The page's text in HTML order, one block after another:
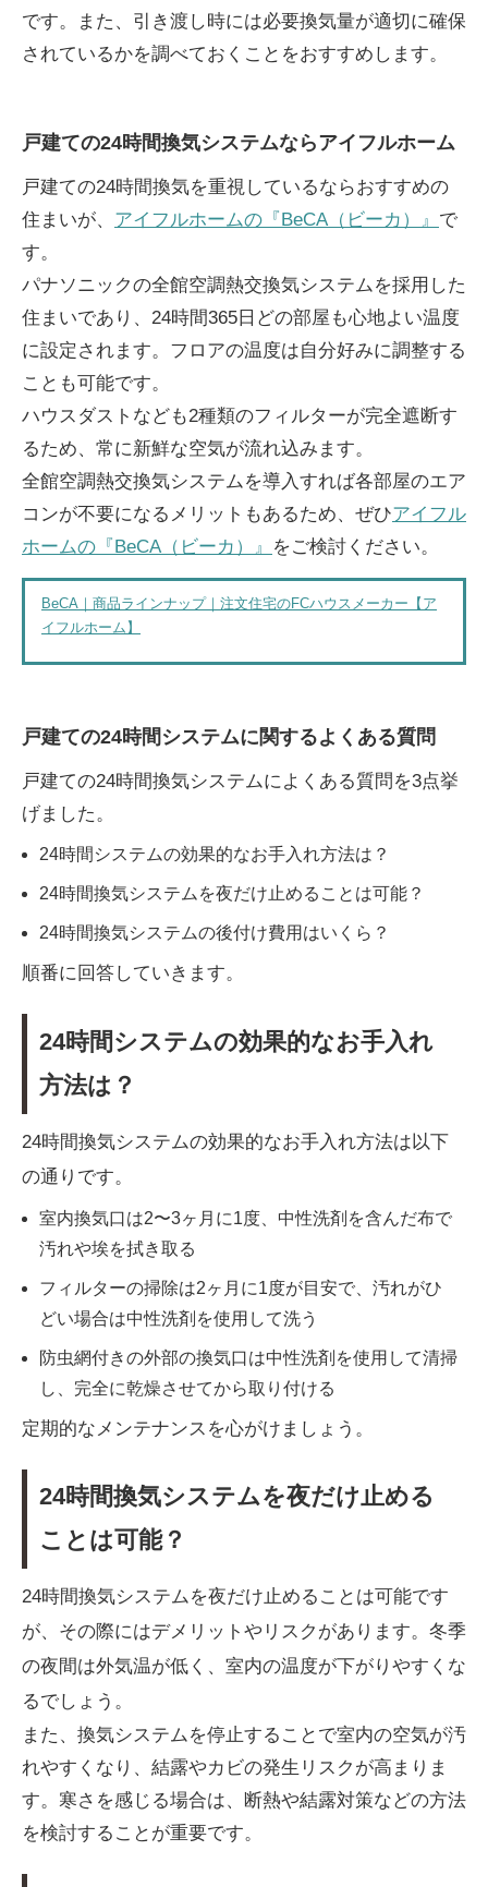
です。また、引き渡し時には必要換気量が適切に確保
されているかを調べておくことをおすすめします。
戸建ての24時間換気システムならアイフルホーム
戸建ての24時間換気を重視しているならおすすめの
住まいが、 アイフルホームの『BeCA（ビーカ）』 で
す。
パナソニックの全館空調熱交換気システムを採用した
住まいであり、24時間365日どの部屋も心地よい温度
に設定されます。フロアの温度は自分好みに調整する
ことも可能です。
ハウスダストなども2種類のフィルターが完全遮断す
るため、常に新鮮な空気が流れ込みます。
全館空調熱交換気システムを導入すれば各部屋のエア
コンが不要になるメリットもあるため、ぜひアイフル
ホームの『BeCA（ビーカ）』
をご検討ください。
BeCA｜商品ラインナップ｜注文住宅のFCハウスメーカー【ア
イフルホーム】
戸建ての24時間システムに関するよくある質問
戸建ての24時間換気システムによくある質問を3点挙
げました。
24時間システムの効果的なお手入れ方法は？
24時間換気システムを夜だけ止めることは可能？
24時間換気システムの後付け費用はいくら？
順番に回答していきます。
24時間システムの効果的なお手入れ
方法は？
24時間換気システムの効果的なお手入れ方法は以下
の通りです。
室内換気口は2〜3ヶ月に1度、中性洗剤を含んだ布で
汚れや埃を拭き取る
フィルターの掃除は2ヶ月に1度が目安で、汚れがひ
どい場合は中性洗剤を使用して洗う
防虫網付きの外部の換気口は中性洗剤を使用して清掃
し、完全に乾燥させてから取り付ける
定期的なメンテナンスを心がけましょう。
24時間換気システムを夜だけ止める
ことは可能？
24時間換気システムを夜だけ止めることは可能です
が、その際にはデメリットやリスクがあります。冬季
の夜間は外気温が低く、室内の温度が下がりやすくな
るでしょう。
また、換気システムを停止することで室内の空気が汚
れやすくなり、結露やカビの発生リスクが高まりま
す。寒さを感じる場合は、断熱や結露対策などの方法
を検討することが重要です。